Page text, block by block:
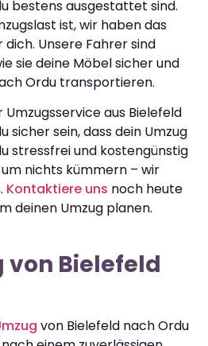
bestens ausgestattet sind.
ist, wir haben das
Unsere Fahrer sind
sie deine Möbel sicher und
Ordu transportieren.
aus Bielefeld
sicher sein, dass dein Umzug
stressfrei und kostengünstig
nichts kümmern – wir
Kontaktiere uns noch heute
deinen Umzug planen.
von Bielefeld
von Bielefeld nach Ordu